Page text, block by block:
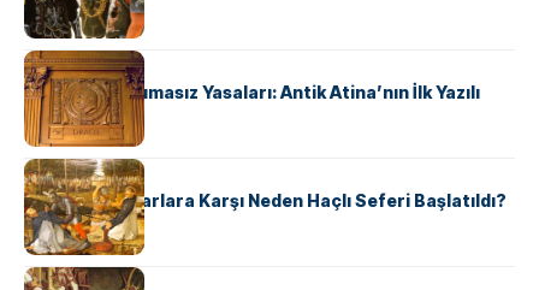
KÜLTÜR
Draco’nun Acımasız Yasaları: Antik Atina’nın İlk Yazılı
Hukuk Kodu
KÜLTÜR
Avrupalı ​​Katharlara Karşı Neden Haçlı Seferi Başlatıldı?
KÜLTÜR